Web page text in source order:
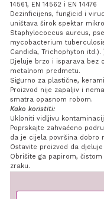
14561, EN 14562 i EN 14476
Dezinficijens, fungicid i
uništava širok spektar
Staphylococcus aureus,
mycobacterium
Candida, Trichophyton itd.).
Djeluje brzo i isparava bez
metalnom predmetu.
Sigurno za plastične,
Proizvod nije zapaljiv i
smatra opasnom robom.
Kako koristiti:
Ukloniti vidljivu
Poprskajte zahvaćeno
da je cijela površina dobro
Ostavite proizvod da
Obrišite ga papirom,
zraku.